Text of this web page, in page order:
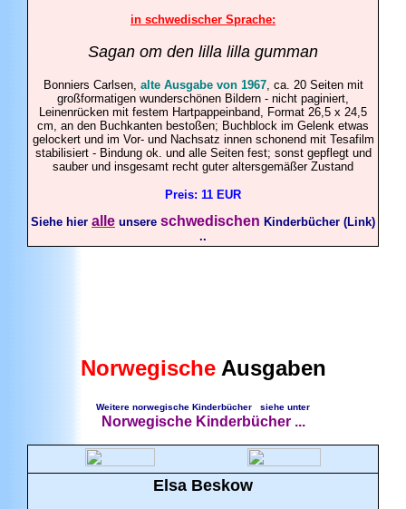
in schwedischer Sprache:
Sagan om den lilla lilla gumman
Bonniers Carlsen, alte Ausgabe von 1967, ca. 20 Seiten mit
großformatigen wunderschönen Bildern - nicht paginiert,
Leinenrücken mit festem Hartpappeinband, Format 26,5 x 24,5
cm, an den Buchkanten bestoßen; Buchblock im Gelenk etwas
gelockert und im Vor- und Nachsatz innen schonend mit Tesafilm
stabilisiert - Bindung ok. und alle Seiten fest; sonst gepflegt und
sauber und insgesamt recht guter altersgemäßer Zustand
Preis: 11 EUR
Siehe hier alle unsere schwedischen Kinderbücher (Link)
..
NorwegischeAusgaben
Weitere norwegische Kinderbücher siehe unter
Norwegische Kinderbücher ...
Elsa Beskow